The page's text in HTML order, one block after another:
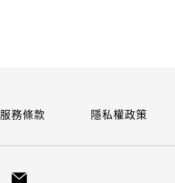
服務條款 隱私權政策